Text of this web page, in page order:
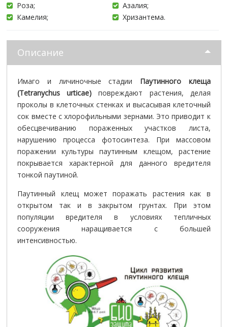
Описание
Имаго и личиночные стадии
Паутинного клеща
сок вместе с хлорофильными зернами. Это приводит к
обесцвечиванию пораженных участков листа,
нарушению процесса фотосинтеза. При массовом
поражении культуры паутинным клещом, растение
покрывается характерной для данного вредителя
тонкой паутиной.
Паутинный клещ может поражать растения как в
открытом так и в закрытом грунтах. При этом
сооружения наращивается с большей
интенсивностью.